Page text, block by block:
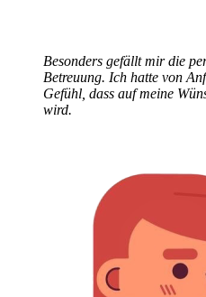
Besonders gefällt mir die
Betreuung. Ich hatte von
Gefühl, dass auf meine
wird.